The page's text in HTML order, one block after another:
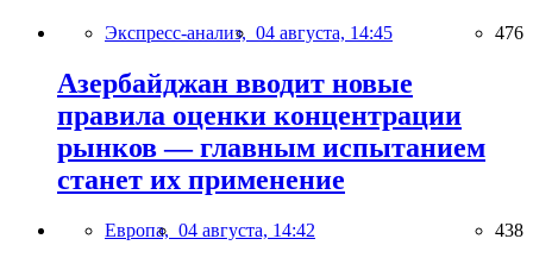
Экспресс-анализ, 04 августа, 14:45 476
Азербайджан вводит новые
правила оценки концентрации
рынков — главным испытанием
станет их применение
Европа, 04 августа, 14:42 438